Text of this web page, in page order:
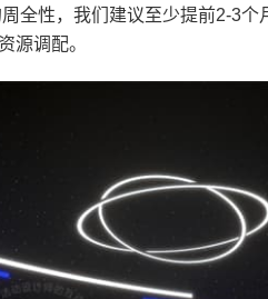
全性，我们建议至少提前2-3个
源调配。